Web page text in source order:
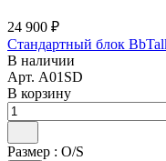
24 900 ₽
Стандартный блок
В наличии
Арт. A01SD
В корзину
Размер : O/S